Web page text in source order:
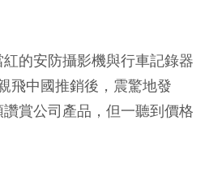
的安防攝影機與行車記錄器
飛中國推銷後，震驚地發
賞公司產品，但一聽到價格